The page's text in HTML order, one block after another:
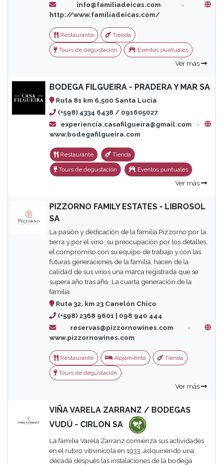
info@familiadeicas.com-
http://www.familiadeicas.com/
Restaurante Tienda
Tours de degustación Eventos puntuales
Ver más
BODEGA FILGUEIRA - PRADERA Y MAR SA
Ruta 81 km 6,500 Santa Lucía
(+598) 4334 6438 / 091605027
experiencia.casafilgueira@gmail.com -
www.bodegafilgueira.com
Restaurante Tienda
Tours de degustación Eventos puntuales
Ver más
PIZZORNO FAMILY ESTATES - LIBROSOL
SA
La pasión y dedicación de la familia Pizzorno por la
tierra y por el vino, su preocupación por los detalles,
el compromiso con su equipo de trabajo y con las
futuras generaciones de la familia, hacen de la
calidad de sus vinos una marca registrada que se
supera año tras año. La cuarta generación de la
familia
Ruta 32, km 23 Canelón Chico
(+598) 2368 9601 | 098 940 444
reservas@pizzornowines.com -
www.pizzornowines.com
Restaurante Alojamiento Tienda
Tours de degustación
Ver más
VIÑA VARELA ZARRANZ / BODEGAS
VUDÚ - CIRLON SA
La familia Varela Zarranz comienza sus actividades
en el rubro vitivinícola en 1933, adquiriendo una
década después las instalaciones de la bodega